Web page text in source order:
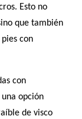
Esto no
que también
con
con
opción
de visco